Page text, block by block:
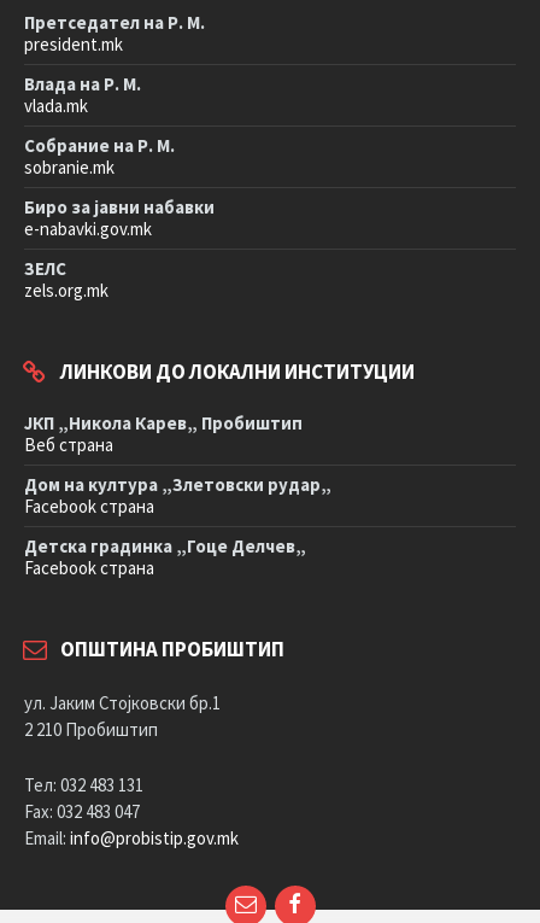
Претседател на Р. М.
president.mk
Влада на Р. М.
vlada.mk
Собрание на Р. М.
sobranie.mk
Биро за јавни набавки
e-nabavki.gov.mk
ЗЕЛС
zels.org.mk
ЛИНКОВИ ДО ЛОКАЛНИ ИНСТИТУЦИИ
ЈКП „Никола Карев„ Пробиштип
Веб страна
Дом на култура „Злетовски рудар„
Facebook страна
Детска градинка „Гоце Делчев„
Facebook страна
ОПШТИНА ПРОБИШТИП
ул. Јаким Стојковски бр.1
2 210 Пробиштип
Тел: 032 483 131
Fax: 032 483 047
Email: info@probistip.gov.mk
Е-
пошта
Facebook